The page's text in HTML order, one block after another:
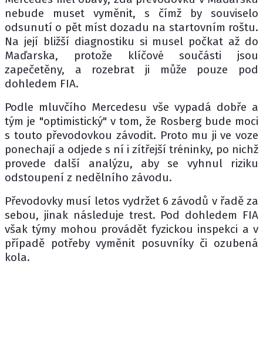
nebude muset vyměnit, s čímž by souviselo
odsunutí o pět míst dozadu na startovním roštu.
Na její bližší diagnostiku si musel počkat až do
Maďarska, protože klíčové součásti jsou
zapečetěny, a rozebrat ji může pouze pod
dohledem FIA.
Podle mluvčího Mercedesu vše vypadá dobře a
tým je "optimistický" v tom, že Rosberg bude moci
s touto převodovkou závodit. Proto mu ji ve voze
ponechají a odjede s ní i zítřejší tréninky, po nichž
provede další analýzu, aby se vyhnul riziku
odstoupení z nedělního závodu.
Převodovky musí letos vydržet 6 závodů v řadě za
sebou, jinak následuje trest. Pod dohledem FIA
však týmy mohou provádět fyzickou inspekci a v
případě potřeby vyměnit posuvníky či ozubená
kola.